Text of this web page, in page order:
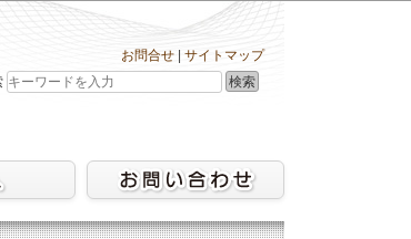
お問合せ
サイトマップ
検索